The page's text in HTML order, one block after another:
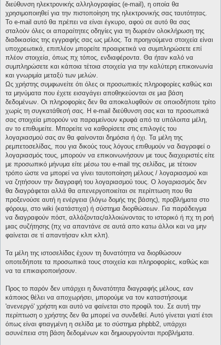
διεύθυνση ηλεκτρονικής αλληλογραφίας (e-mail), η οποία θα
χρησιμοποιηθεί για την πιστοποίηση της ηλεκτρονικής σας ταυτότητας.
Το e-mail αυτό θα πρέπει να είναι έγκυρο, αφού σε αυτό θα σας
σταλούν όλες οι απαραίτητες οδηγίες για τη δωρεάν ολοκλήρωση της
διαδικασίας της εγγραφής σας ως μέλος. Τα προηγούμενα στοιχεία είναι
υποχρεωτικά, επιπλέον μπορείτε προαιρετικά να συμπληρώσετε επί
πλέον στοιχεία, όπως πχ τόπος, ενδιαφέροντα. Θα ήταν καλό να
συμπληρώσετε και κάποια τέτοια στοιχεία για την καλύτερη επικοινωνία
και γνωριμία μεταξύ των μελών.
Ως χρήστης συμφωνείτε ότι όλες οι προσωπικές πληροφορίες καθώς και
τα μηνύματα που έχετε εισαγάγει αποθηκεύονται σε μια βάση
δεδομένων. Οι πληροφορίες δεν θα αποκαλυφθούν σε οποιοδήποτε τρίτο
χωρίς τη συγκατάθεσή σας. Η e-mail διεύθυνση σας και τα προσωπικά
σας στοιχεία μπορούν να παραμείνουν κρυφά από τα υπόλοιπα μέλη,
αν το επιθυμείτε. Μπορείτε να καθορίσετε στις επιλογές του
λογαριασμού σας αν θα φαίνονται δημόσια ή όχι. Τα μέλη της
ρεμπετοσελίδας, που για δικούς τους λόγους επιθυμούν να διαγραφεί ο
λογαριασμός τους, μπορούν να επικοινωνήσουν με τους διαχειριστές είτε
με προσωπικό μήνυμα είτε μέσω του e-mail της σελίδας, με τέτοιον
τρόπο ώστε να μπορεί να γίνει ταυτοποίηση μέλους / λογαριασμού και
να ζητήσουν την διαγραφή του λογαριασμού τους. Ο λογαριασμός δεν
θα διαγράφεται αλλά θα απενεργοποιείται σε περίπτωση που θα
προξενούσε αυτή η ενέργεια (λόγω δομής της βάσης), προβλήματα στο
φόρουμ, στο wiki (κατάστιχα) ή σύστημα διορθώσεων. Για παράδειγμα
να διαγραφούν πόστ, αλλάζοντας/αλλοιώνοντας το ιστορικό ή πχ τη ροή
μιας συζήτησης (πχ να απαντάνε σε αυτά απο κατω άλλοι και να μην
φαίνεται σε τί απαντήσαν κλπ κλπ).
Τα μέλη της ιστοσελίδας έχουν τη δυνατότητα να διορθώσουν
οποτεδήποτε τα προσωπικά τους στοιχεία και πληροφορίες, καθώς και
να τα επικαιροποιήσουν.
Προς το παρόν δεν υπάρχει η δυνατότητα διαγραφής μέλους, εαν
κάποιος θέλει να αποχωρήσει, μπορούμε να τον καταστήσουμε
'ανενεργό' χρήστη και αυτό να φαίνεται στο προφίλ του. Σε αυτή την
περίπτωση ο χρήστης δεν θα μπορεί να συνδεθεί. Αυτό γίνεται γιατί έτσι
όπως είναι φτιαγμένη η σελίδα με το σύστημα phpbb2, υπάρχει
ασυνέπεια στη βάση δεδομένων και δημιουργούνται προβλήματα.